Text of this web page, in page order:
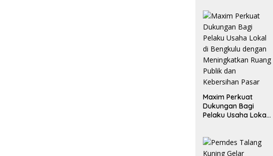
Maxim Perkuat
Dukungan Bagi
Pelaku Usaha Lokal
Ruang Publik dan
Kebersihan Pasar